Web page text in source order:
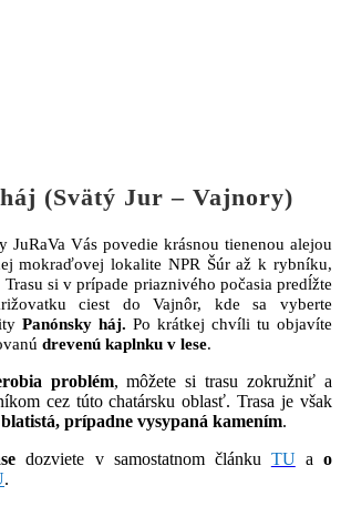
(Svätý Jur – Vajnory)
JuRaVa Vás povedie krásnou tienenou alejou
mokraďovej lokalite NPR Šúr až k rybníku,
si v prípade priaznivého počasia predĺžte
ciest do Vajnôr, kde sa vyberte
Panónsky háj. Po krátkej chvíli tu objavíte
drevenú kaplnku v lese.
problém, môžete si trasu zokružniť a
cez túto chatársku oblasť. Trasa je však
prípadne vysypaná kamením.
dozviete v samostatnom článku TU ao
.